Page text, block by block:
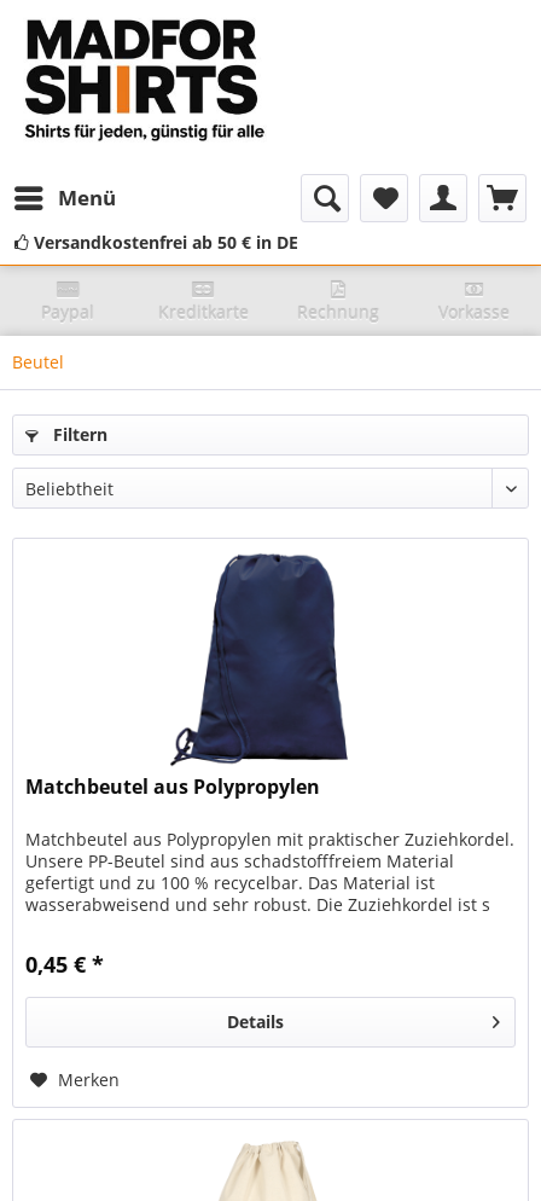
Menü
Versandkostenfrei ab 50 € in DE
Paypal Kreditkarte Rechnung Vorkasse
Beutel
Filtern
Matchbeutel aus Polypropylen
Matchbeutel aus Polypropylen mit praktischer Zuziehkordel.
Unsere PP-Beutel sind aus schadstofffreiem Material
gefertigt und zu 100 % recycelbar. Das Material ist
wasserabweisend und sehr robust. Die Zuziehkordel ist s
0,45 € *
Details
Merken